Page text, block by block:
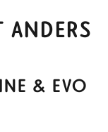
ANDERS
& EVO